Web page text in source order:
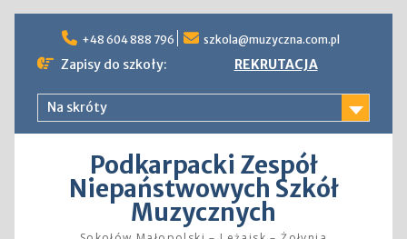
content
+48 604 888 796 szkola@muzyczna.com.pl
Zapisy do szkoły: REKRUTACJA
Na skróty
Podkarpacki Zespół
Niepaństwowych Szkół
Muzycznych